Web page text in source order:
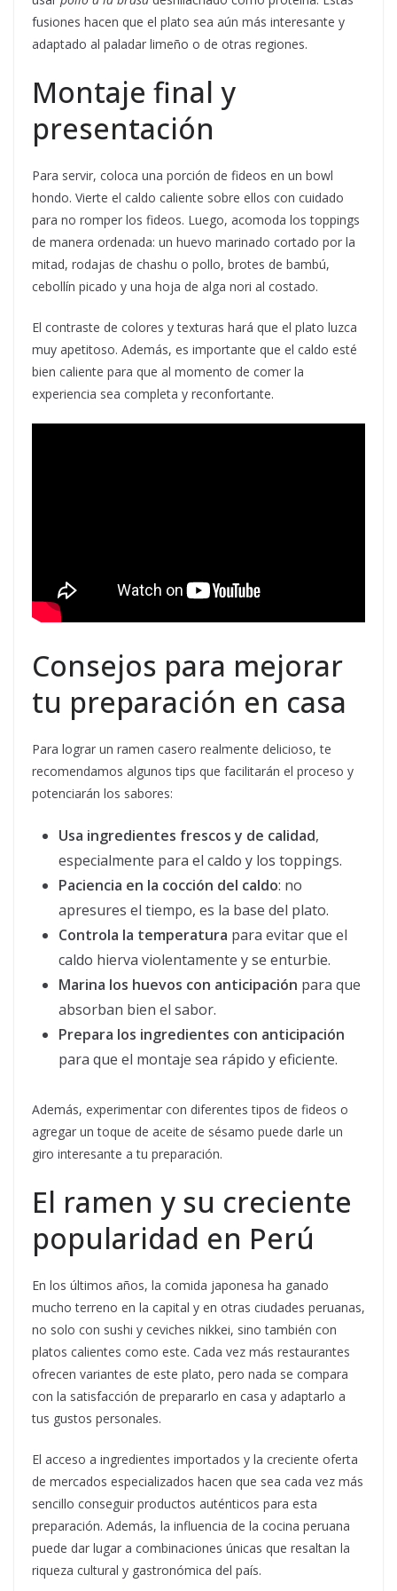
fusiones hacen que el plato sea aún más interesante y
adaptado al paladar limeño o de otras regiones.
Montaje final y
presentación
Para servir, coloca una porción de fideos en un bowl
hondo. Vierte el caldo caliente sobre ellos con cuidado
para no romper los fideos. Luego, acomoda los toppings
de manera ordenada: un huevo marinado cortado por la
mitad, rodajas de chashu o pollo, brotes de bambú,
cebollín picado y una hoja de alga nori al costado.
El contraste de colores y texturas hará que el plato luzca
muy apetitoso. Además, es importante que el caldo esté
bien caliente para que al momento de comer la
experiencia sea completa y reconfortante.
Consejos para mejorar
tu preparación en casa
Para lograr un ramen casero realmente delicioso, te
recomendamos algunos tips que facilitarán el proceso y
potenciarán los sabores:
Usa ingredientes frescos y de calidad,
especialmente para el caldo y los toppings.
Paciencia en la cocción del caldo: no
apresures el tiempo, es la base del plato.
Controla la temperatura para evitar que el
caldo hierva violentamente y se enturbie.
Marina los huevos con anticipación para que
absorban bien el sabor.
Prepara los ingredientes con anticipación
para que el montaje sea rápido y eficiente.
Además, experimentar con diferentes tipos de fideos o
agregar un toque de aceite de sésamo puede darle un
giro interesante a tu preparación.
El ramen y su creciente
popularidad en Perú
En los últimos años, la comida japonesa ha ganado
mucho terreno en la capital y en otras ciudades peruanas,
no solo con sushi y ceviches nikkei, sino también con
platos calientes como este. Cada vez más restaurantes
ofrecen variantes de este plato, pero nada se compara
con la satisfacción de prepararlo en casa y adaptarlo a
tus gustos personales.
El acceso a ingredientes importados y la creciente oferta
de mercados especializados hacen que sea cada vez más
sencillo conseguir productos auténticos para esta
preparación. Además, la influencia de la cocina peruana
puede dar lugar a combinaciones únicas que resaltan la
riqueza cultural y gastronómica del país.